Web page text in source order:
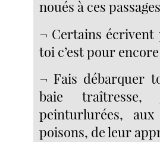
noués à ces
¬ Certains écrivent
toi c’est pour
¬ Fais débarquer
baie traîtresse,
peinturlurées,
poisons, de leur